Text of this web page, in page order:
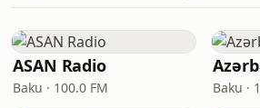
ASAN Radio
Baku · 100.0 FM Baku ·